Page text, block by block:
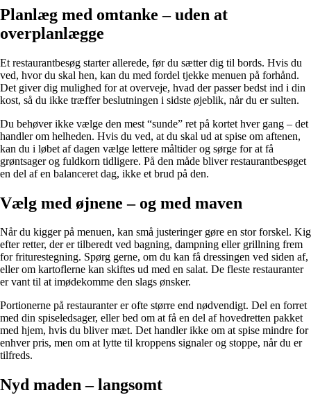
Planlæg med omtanke – uden at
overplanlægge
Et restaurantbesøg starter allerede, før du sætter dig til bords. Hvis du
ved, hvor du skal hen, kan du med fordel tjekke menuen på forhånd.
Det giver dig mulighed for at overveje, hvad der passer bedst ind i din
kost, så du ikke træffer beslutningen i sidste øjeblik, når du er sulten.
Du behøver ikke vælge den mest “sunde” ret på kortet hver gang – det
handler om helheden. Hvis du ved, at du skal ud at spise om aftenen,
kan du i løbet af dagen vælge lettere måltider og sørge for at få
grøntsager og fuldkorn tidligere. På den måde bliver restaurantbesøget
en del af en balanceret dag, ikke et brud på den.
Vælg med øjnene – og med maven
Når du kigger på menuen, kan små justeringer gøre en stor forskel. Kig
efter retter, der er tilberedt ved bagning, dampning eller grillning frem
for friturestegning. Spørg gerne, om du kan få dressingen ved siden af,
eller om kartoflerne kan skiftes ud med en salat. De fleste restauranter
er vant til at imødekomme den slags ønsker.
Portionerne på restauranter er ofte større end nødvendigt. Del en forret
med din spiseledsager, eller bed om at få en del af hovedretten pakket
med hjem, hvis du bliver mæt. Det handler ikke om at spise mindre for
enhver pris, men om at lytte til kroppens signaler og stoppe, når du er
tilfreds.
Nyd maden – langsomt